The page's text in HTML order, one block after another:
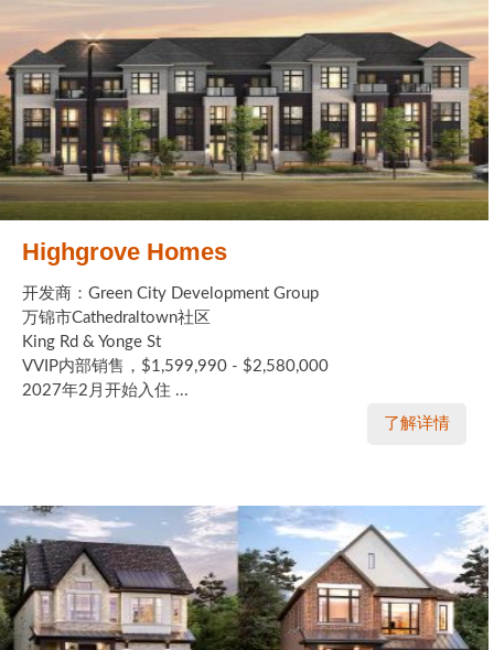
Highgrove Homes
开发商：Green City Development Group
万锦市Cathedraltown社区
King Rd & Yonge St
VVIP内部销售，$1,599,990 - $2,580,000
2027年2月开始入住 ...
了解详情